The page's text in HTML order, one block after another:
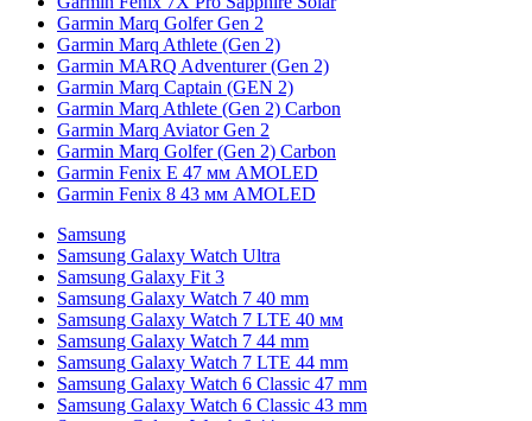
Garmin Marq Golfer Gen 2
Garmin Marq Athlete (Gen 2)
Garmin MARQ Adventurer (Gen 2)
Garmin Marq Captain (GEN 2)
Garmin Marq Athlete (Gen 2) Carbon
Garmin Marq Aviator Gen 2
Garmin Marq Golfer (Gen 2) Carbon
Garmin Fenix E 47 мм AMOLED
Garmin Fenix 8 43 мм AMOLED
Samsung
Samsung Galaxy Watch Ultra
Samsung Galaxy Fit 3
Samsung Galaxy Watch 7 40 mm
Samsung Galaxy Watch 7 LTE 40 мм
Samsung Galaxy Watch 7 44 mm
Samsung Galaxy Watch 7 LTE 44 mm
Samsung Galaxy Watch 6 Classic 47 mm
Samsung Galaxy Watch 6 Classic 43 mm